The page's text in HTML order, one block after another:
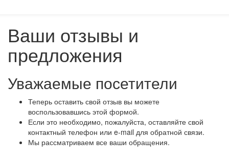
Ваши отзывы и
предложения
Уважаемые посетители
Теперь оставить свой отзыв вы можете
воспользовавшись этой формой.
Если это необходимо, пожалуйста, оставляйте свой
контактный телефон или e-mail для обратной связи.
Мы рассматриваем все ваши обращения.